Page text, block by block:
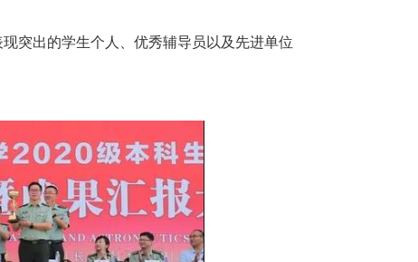
突出的学生个人、优秀辅导员以及先进单位